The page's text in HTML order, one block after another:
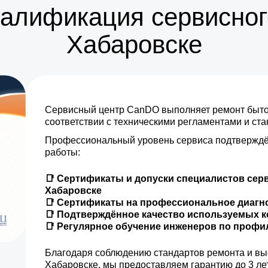
Хабаровске
Сервисный центр CanDO выполняет ремонт
соответствии с техническими регламентами и
Профессиональный уровень сервиса
работы:
📑 Сертификаты и допуски специалистов
Хабаровске
📑 Сертификаты на профессиональное
📑 Подтверждённое качество используемых
📑 Регулярное обучение инженеров по
Благодаря соблюдению стандартов ремонта и
Хабаровске, мы предоставляем гарантию до 3